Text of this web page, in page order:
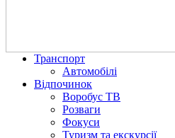
Транспорт
Автомобілі
Відпочинок
Воробус ТВ
Розваги
Фокуси
Туризм та екскурсії